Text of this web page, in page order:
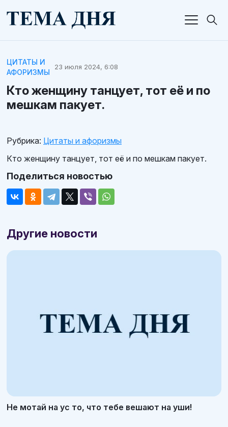
ЦИТАТЫ И
АФОРИЗМЫ
23 июля 2024, 6:08
Кто женщину танцует, тот её и по
мешкам пакует.
Рубрика: Цитаты и афоризмы
Кто женщину танцует, тот её и по мешкам пакует.
Поделиться новостью
Другие новости
Не мотай на ус то, что тебе вешают на уши!